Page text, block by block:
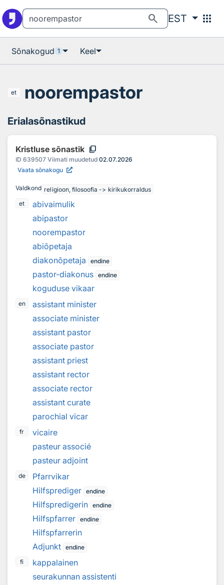
search EST apps
Sõnakogud 1 Keel
et noorempastor
Erialasõnastikud
Kristluse sõnastik content_copy
ID 639507 Viimati muudetud 02.07.2026
Vaata sõnakogu
Valdkond religioon, filosoofia -> kirikukorraldus
et
abivaimulik
abipastor
noorempastor
abiõpetaja
diakonõpetaja
endine
pastor-diakonus endine
koguduse vikaar
en
assistant minister
associate minister
assistant pastor
associate pastor
assistant priest
assistant rector
associate rector
assistant curate
parochial vicar
fr
vicaire
pasteur associé
pasteur adjoint
de
Pfarrvikar
Hilfsprediger endine
Hilfspredigerin endine
Hilfspfarrer endine
Hilfspfarrerin
Adjunkt endine
fi
kappalainen
seurakunnan assistenti